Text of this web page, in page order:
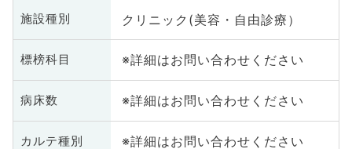
施設種別 クリニック(美容・自由診療）
標榜科目 ※詳細はお問い合わせください
病床数 ※詳細はお問い合わせください
カルテ種別 ※詳細はお問い合わせください